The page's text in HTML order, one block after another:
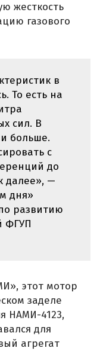
жесткость
газового
в
То есть на
сил. В
больше.
с
до
далее», —
дня»
развитию
ФГУП
этот мотор
заделе
НАМИ-4123,
для
агрегат